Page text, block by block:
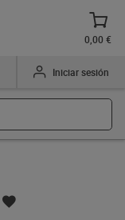
0,00 €
Iniciar sesión